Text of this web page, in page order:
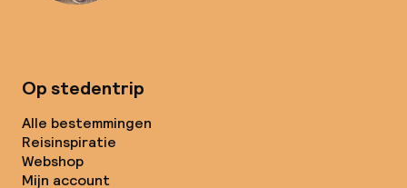
Op stedentrip
Alle bestemmingen
Reisinspiratie
Webshop
Mijn account